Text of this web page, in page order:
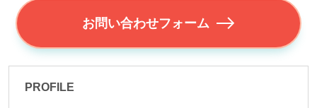
お問い合わせフォーム
PROFILE